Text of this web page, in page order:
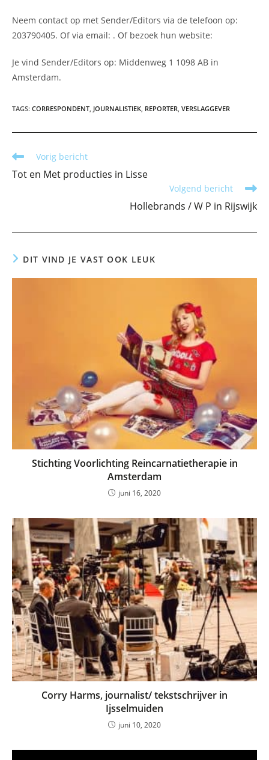
Neem contact op met Sender/Editors via de telefoon op:
203790405. Of via email: . Of bezoek hun website:
Je vind Sender/Editors op: Middenweg 1 1098 AB in
Amsterdam.
TAGS: CORRESPONDENT, JOURNALISTIEK, REPORTER, VERSLAGGEVER
Lees
artikelen
Vorig bericht
Tot en Met producties in Lisse
Volgend bericht
Hollebrands / W P in Rijswijk
DIT VIND JE VAST OOK LEUK
Stichting Voorlichting Reincarnatietherapie in
Amsterdam
juni 16, 2020
Corry Harms, journalist/ tekstschrijver in
Ijsselmuiden
juni 10, 2020